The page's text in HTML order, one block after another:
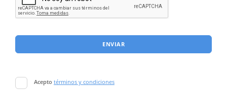
ENVIAR
Acepto términos y condiciones